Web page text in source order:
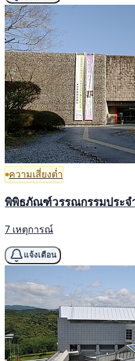
ความเสี่ยงต่ำ
พิพิธภัณฑ์วรรณกรรมประจ
7 เหตุการณ์
แจ้งเตือน